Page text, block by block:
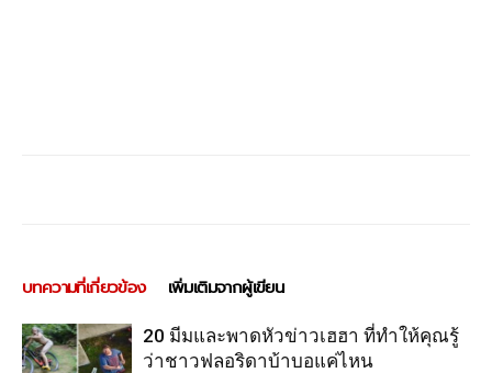
บทความที่เกี่ยวข้อง เพิ่มเติมจากผู้เขียน
20 มีมและพาดหัวข่าวเฮฮา ที่ทำให้คุณรู้
ว่าชาวฟลอริดาบ้าบอแค่ไหน